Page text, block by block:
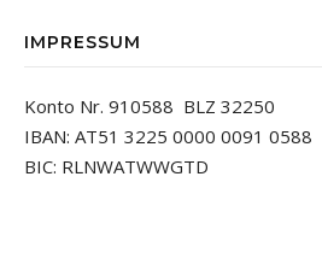
IMPRESSUM
Konto Nr. 910588 BLZ 32250
IBAN: AT51 3225 0000 0091 0588
BIC: RLNWATWWGTD